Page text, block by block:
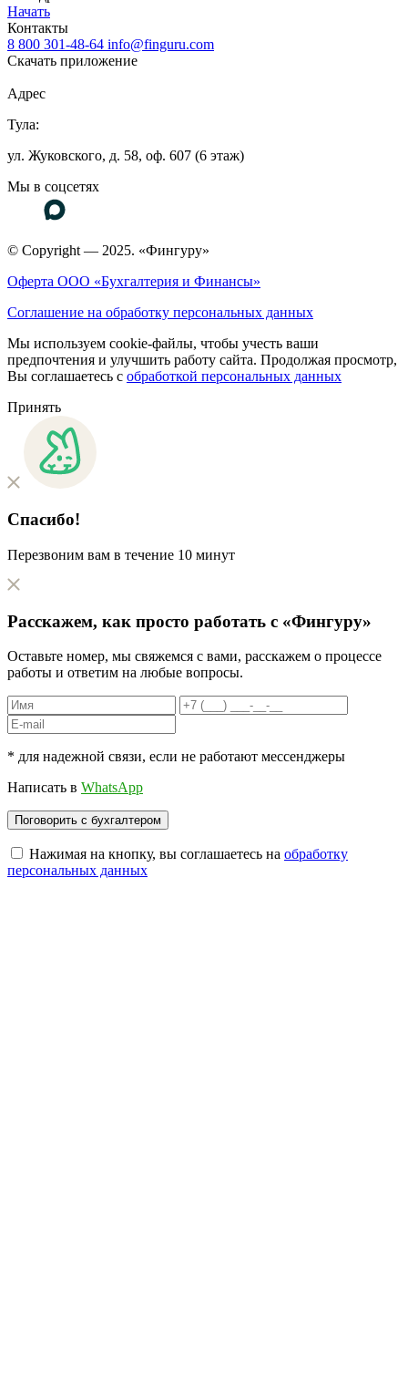
Начать
Контакты
8 800 301-48-64 info@finguru.com
Скачать приложение
Адрес
Тула:
ул. Жуковского, д. 58, оф. 607 (6 этаж)
Мы в соцсетях
© Copyright — 2025. «Фингуру»
Оферта ООО «Бухгалтерия и Финансы»
Соглашение на обработку персональных данных
Мы используем cookie-файлы, чтобы учесть ваши
предпочтения и улучшить работу сайта. Продолжая просмотр,
Вы соглашаетесь с обработкой персональных данных
Принять
Спасибо!
Перезвоним вам в течение 10 минут
Расскажем, как просто работать с «Фингуру»
Оставьте номер, мы свяжемся с вами, расскажем о процессе
работы и ответим на любые вопросы.
* для надежной связи, если не работают мессенджеры
Написать в WhatsApp
Нажимая на кнопку, вы соглашаетесь на обработку
персональных данных